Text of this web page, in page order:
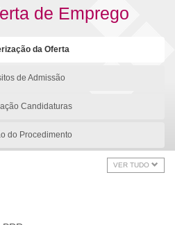
de Emprego
da Oferta
de Admissão
Candidaturas
do Procedimento
VER TUDO